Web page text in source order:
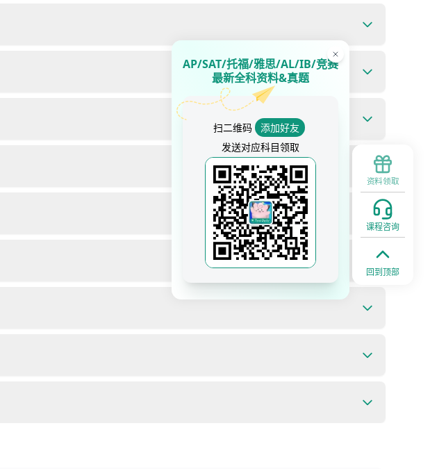
资料领取
课程咨询
回到顶部
AP/SAT/托福/雅思/AL/IB/竞赛
最新全科资料&真题
扫二维码
添加好友
发送对应科目领取